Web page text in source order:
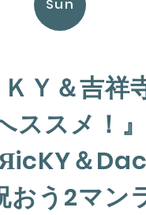
Sun
Ｙ＆吉祥
ススメ！
＆
おう2マン